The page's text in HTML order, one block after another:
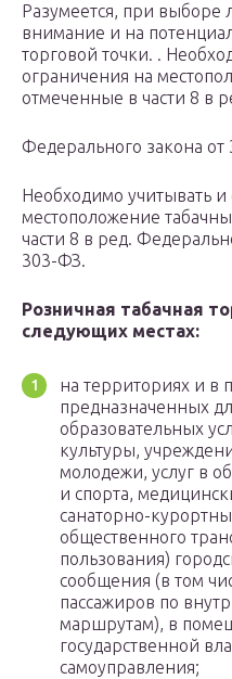
Разумеется, при выборе
внимание и на
торговой точки. .
ограничения на
отмеченные в части 8 в
Федерального закона
Необходимо учитывать и
местоположение
части 8 в ред.
303-ФЗ.
Розничная табачная
следующих местах:
на территориях и в
предназначенных
образовательных
культуры,
молодежи, услуг в
и спорта,
санаторно-
общественного
пользования)
сообщения (в том
пассажиров по
маршрутам), в
государственной
самоуправления;